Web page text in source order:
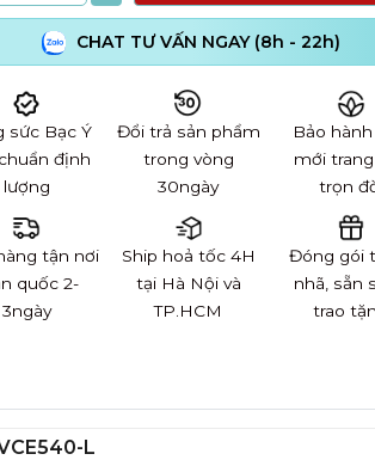
CHAT TƯ VẤN NGAY (8h - 22h)
sức Bạc Ý
định
lượng
Đổi trả sản phẩm
trong vòng
30ngày
Bảo
mới
trọn
tận nơi
quốc 2-
3ngày
Ship hoả tốc 4H
tại Hà Nội và
TP.HCM
Đóng gói
nhã, sẵn
trao
L